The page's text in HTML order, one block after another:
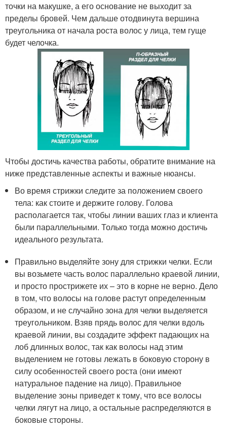
точки на макушке, а его основание не выходит за
пределы бровей. Чем дальше отодвинута вершина
треугольника от начала роста волос у лица, тем гуще
будет челочка.
Чтобы достичь качества работы, обратите внимание на
ниже представленные аспекты и важные нюансы.
Во время стрижки следите за положением своего
тела: как стоите и держите голову. Голова
располагается так, чтобы линии ваших глаз и клиента
были параллельными. Только тогда можно достичь
идеального результата.
Правильно выделяйте зону для стрижки челки. Если
вы возьмете часть волос параллельно краевой линии,
и просто прострижете их – это в корне не верно. Дело
в том, что волосы на голове растут определенным
образом, и не случайно зона для челки выделяется
треугольником. Взяв прядь волос для челки вдоль
краевой линии, вы создадите эффект падающих на
лоб длинных волос, так как волосы над этим
выделением не готовы лежать в боковую сторону в
силу особенностей своего роста (они имеют
натуральное падение на лицо). Правильное
выделение зоны приведет к тому, что все волосы
челки лягут на лицо, а остальные распределяются в
боковые стороны.